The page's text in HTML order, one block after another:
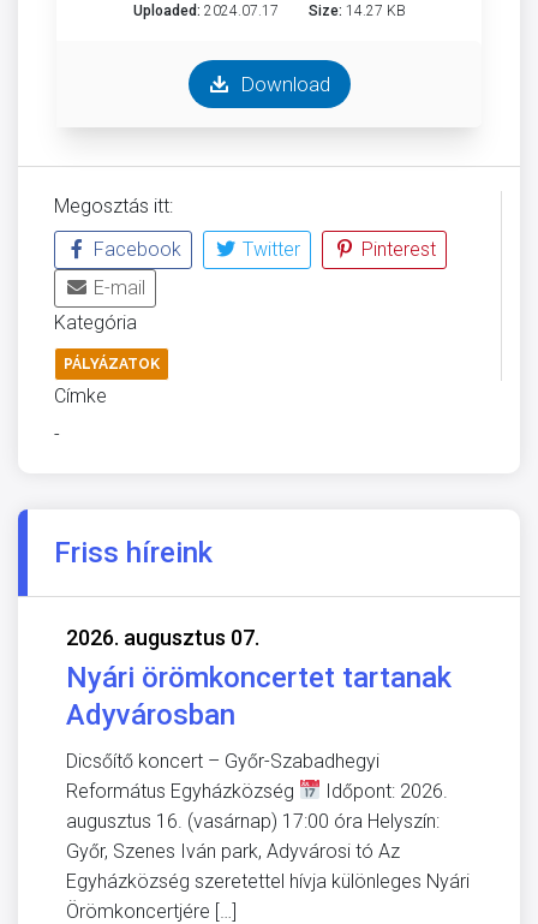
Uploaded: 2024.07.17 Size: 14.27 KB
Download
Megosztás itt:
Facebook
Twitter
Pinterest
E-mail
Kategória
PÁLYÁZATOK
Címke
-
Friss híreink
2026. augusztus 07.
Nyári örömkoncertet tartanak
Adyvárosban
Dicsőítő koncert – Győr-Szabadhegyi
Református Egyházközség
Időpont: 2026.
augusztus 16. (vasárnap) 17:00 óra Helyszín:
Győr, Szenes Iván park, Adyvárosi tó Az
Egyházközség szeretettel hívja különleges Nyári
Örömkoncertjére […]